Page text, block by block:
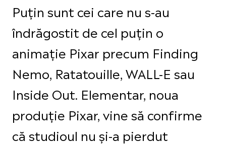
Puțin sunt cei care nu s-au
îndrăgostit de cel puțin o
animație Pixar precum Finding
Nemo, Ratatouille, WALL-E sau
Inside Out. Elementar, noua
produție Pixar, vine să confirme
că studioul nu și-a pierdut